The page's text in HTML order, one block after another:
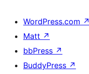
WordPress.com ↗
Matt ↗
bbPress ↗
BuddyPress ↗